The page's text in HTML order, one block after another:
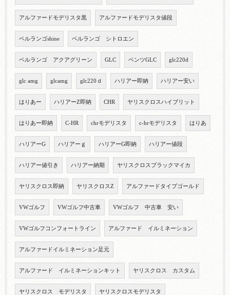
アルファードモデリスタ黒 アルファードモデリスタ値段
ベルランゴshine ベルランゴ シトロエン
ベルランゴ アクアグリーン GLC ベンツGLC glc220d
glc amg glcamg glc220ｄ ハリアー即納 ハリアー安い
はりあー ハリアーZ即納 CHR ヤリスクロスハイブリット
はりあー即納 C-HR chrモデリスタ c-hrモデリスタ はりあ
ハリアーG ハリアーｇ ハリアーG即納 ハリアー値段
ハリアー値引き ハリアー納期 ヤリスクロスブラックマイカ
ヤリスクロス即納 ヤリスクロスZ アルファードタイプゴールド
VWゴルフ VWゴルフ中古車 VWゴルフ 中古車 安い
VWゴルフコンフォートライン アルファード イルミネーション
アルファードイルミネーション足元
アルファード イルミネーションキット ヤリスクロス カスタム
ヤリスクロス モデリスタ ヤリスクロスモデリスタ